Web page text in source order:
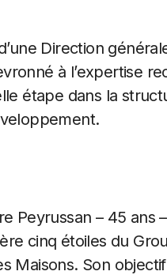
Direction
à l’expertise
étape dans la
Peyrussan – 45 ans
cinq étoiles du
Maisons. Son